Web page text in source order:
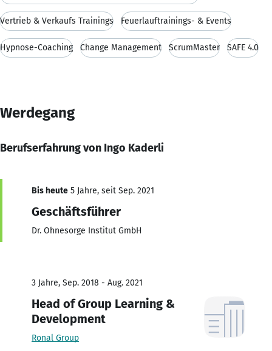
Vertrieb & Verkaufs Trainings Feuerlauftrainings- & Events
Hypnose-Coaching Change Management ScrumMaster SAFE 4.0
Werdegang
Berufserfahrung von Ingo Kaderli
Bis heute 5 Jahre, seit Sep. 2021
Geschäftsführer
Dr. Ohnesorge Institut GmbH
3 Jahre, Sep. 2018 - Aug. 2021
Head of Group Learning &
Development
Ronal Group